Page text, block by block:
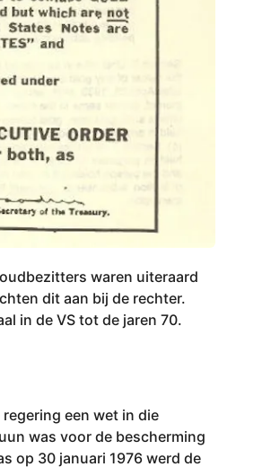
waren uiteraard
dit aan bij de rechter.
in de VS tot de jaren 70.
een wet in die
was voor de bescherming
op 30 januari 1976 werd de